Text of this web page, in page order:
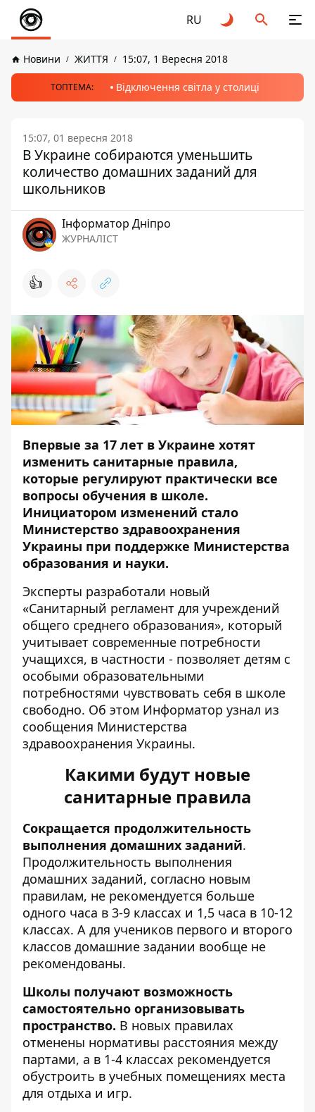
RU
Новини ЖИТТЯ 15:07, 1 Вересня 2018
ТОПТЕМА: Відключення світла у столиці
15:07, 01 вересня 2018
В Украине собираются уменьшить
количество домашних заданий для
школьников
Інформатор Дніпро
ЖУРНАЛІСТ
👍
Впервые за 17 лет в Украине хотят
изменить санитарные правила,
которые регулируют практически все
вопросы обучения в школе.
Инициатором изменений стало
Министерство здравоохранения
Украины при поддержке Министерства
образования и науки.
Эксперты разработали новый
«Санитарный регламент для учреждений
общего среднего образования», который
учитывает современные потребности
учащихся, в частности - позволяет детям с
особыми образовательными
потребностями чувствовать себя в школе
свободно. Об этом Информатор узнал из
сообщения Министерства
здравоохранения Украины.
Какими будут новые
санитарные правила
Сокращается продолжительность
выполнения домашних заданий.
Продолжительность выполнения
домашних заданий, согласно новым
правилам, не рекомендуется больше
одного часа в 3-9 классах и 1,5 часа в 10-12
классах. А для учеников первого и второго
классов домашние задании вообще не
рекомендованы.
Школы получают возможность
самостоятельно организовывать
пространство. В новых правилах
отменены нормативы расстояния между
партами, а в 1-4 классах рекомендуется
обустроить в учебных помещениях места
для отдыха и игр.